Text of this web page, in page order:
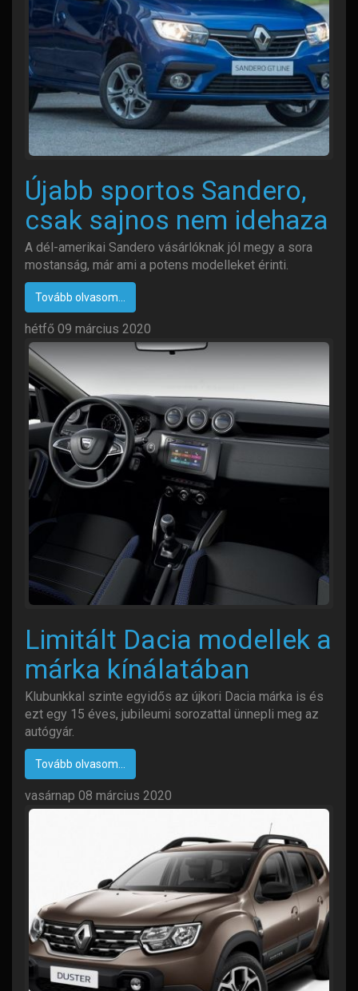
Újabb sportos Sandero,
csak sajnos nem idehaza
A dél-amerikai Sandero vásárlóknak jól megy a sora
mostanság, már ami a potens modelleket érinti.
Tovább olvasom...
hétfő 09 március 2020
Limitált Dacia modellek a
márka kínálatában
Klubunkkal szinte egyidős az újkori Dacia márka is és
ezt egy 15 éves, jubileumi sorozattal ünnepli meg az
autógyár.
Tovább olvasom...
vasárnap 08 március 2020